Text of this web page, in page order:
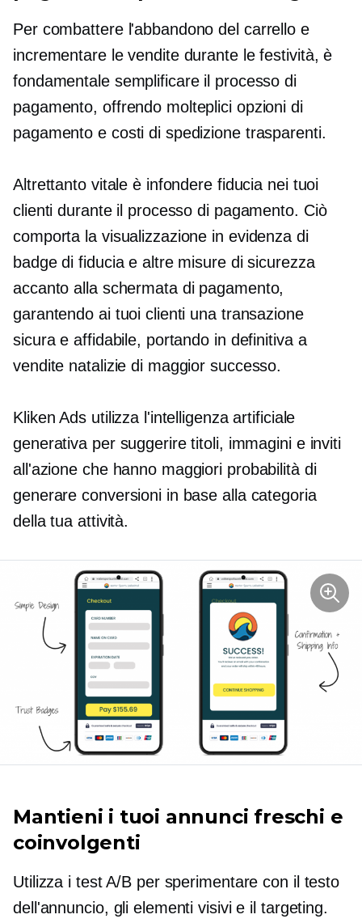
Per combattere l'abbandono del carrello e
incrementare le vendite durante le festività, è
fondamentale semplificare il processo di
pagamento, offrendo molteplici opzioni di
pagamento e costi di spedizione trasparenti.
Altrettanto vitale è infondere fiducia nei tuoi
clienti durante il processo di pagamento. Ciò
comporta la visualizzazione in evidenza di
badge di fiducia e altre misure di sicurezza
accanto alla schermata di pagamento,
garantendo ai tuoi clienti una transazione
sicura e affidabile, portando in definitiva a
vendite natalizie di maggior successo.
Kliken Ads utilizza l'intelligenza artificiale
generativa per suggerire titoli, immagini e inviti
all'azione che hanno maggiori probabilità di
generare conversioni in base alla categoria
della tua attività.
Mantieni i tuoi annunci freschi e
coinvolgenti
Utilizza i test A/B per sperimentare con il testo
dell'annuncio, gli elementi visivi e il targeting.